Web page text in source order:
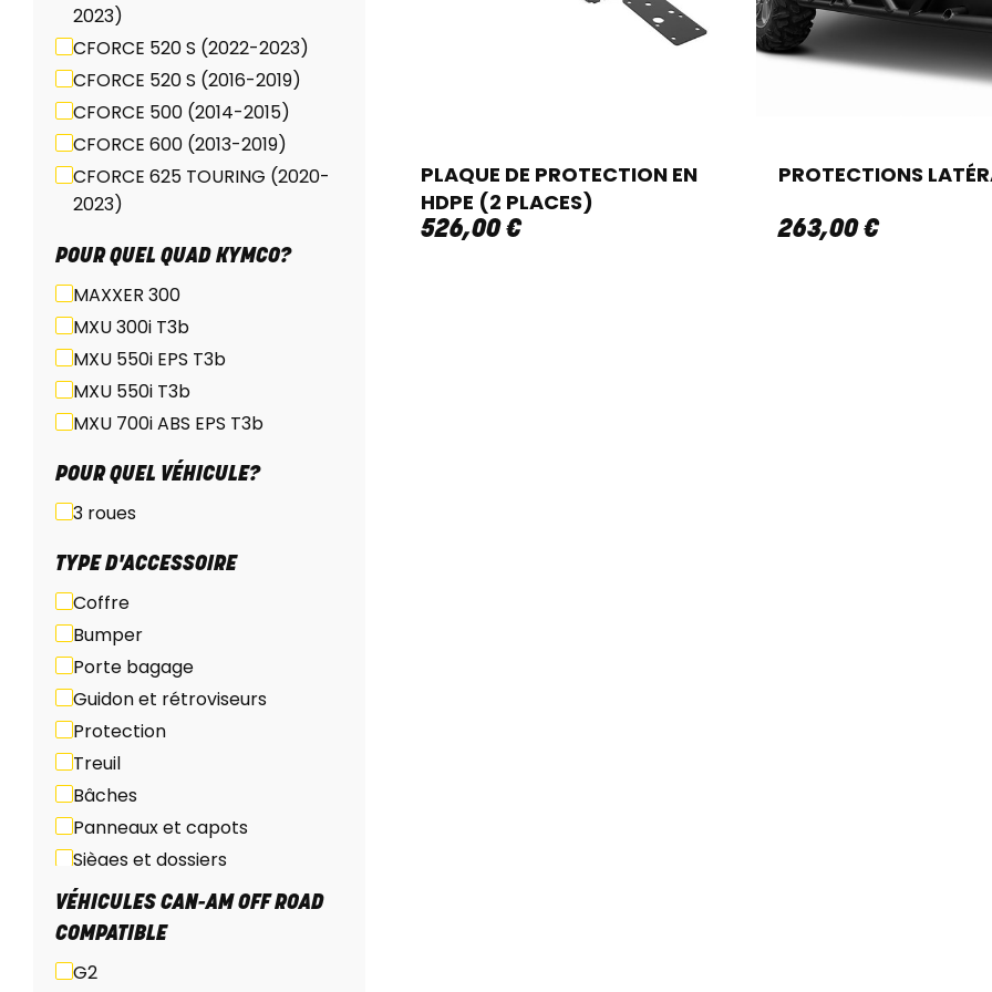
2023)
CFORCE 520 S (2022-2023)
CFORCE 520 S (2016-2019)
CFORCE 500 (2014-2015)
CFORCE 600 (2013-2019)
CFORCE 625 TOURING (2020-
2023)
2023)
CFORCE 850/1000 (2024-
2025)
POUR QUEL QUAD KYMCO?
MAXXER 300
MXU 300i T3b
MXU 550i EPS T3b
MXU 550i T3b
MXU 700i ABS EPS T3b
POUR QUEL VÉHICULE?
3 roues
TYPE D'ACCESSOIRE
Coffre
Bumper
Porte bagage
Guidon et rétroviseurs
Protection
Treuil
Bâches
Panneaux et capots
Sièges et dossiers
Pare-brise et protection du
vent
Eclairage et accessoires
VÉHICULES CAN-AM OFF ROAD
COMPATIBLE
G2
PLAQUE DE PROTECTION EN
HDPE (2 PLACES)
526,00€
PROTECTIONS
263,00€